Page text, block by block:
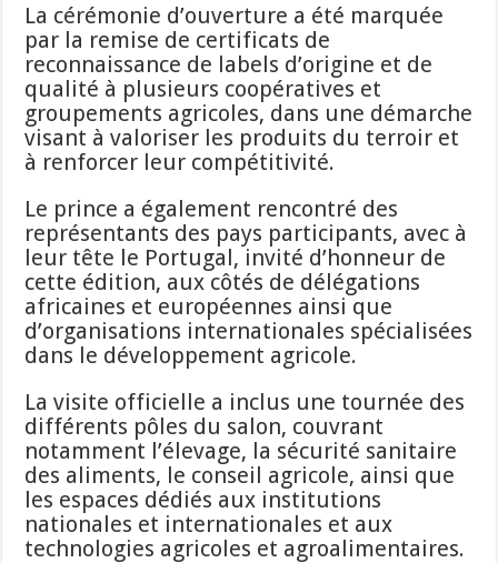
La cérémonie d’ouverture a été marquée
par la remise de certificats de
reconnaissance de labels d’origine et de
qualité à plusieurs coopératives et
groupements agricoles, dans une démarche
visant à valoriser les produits du terroir et
à renforcer leur compétitivité.
Le prince a également rencontré des
représentants des pays participants, avec à
leur tête le Portugal, invité d’honneur de
cette édition, aux côtés de délégations
africaines et européennes ainsi que
d’organisations internationales spécialisées
dans le développement agricole.
La visite officielle a inclus une tournée des
différents pôles du salon, couvrant
notamment l’élevage, la sécurité sanitaire
des aliments, le conseil agricole, ainsi que
les espaces dédiés aux institutions
nationales et internationales et aux
technologies agricoles et agroalimentaires.